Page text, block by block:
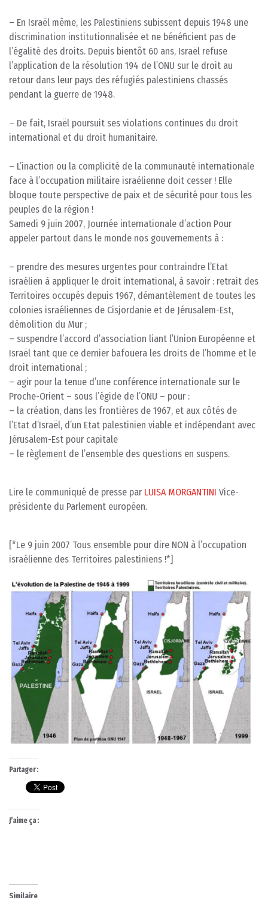
– En Israël même, les Palestiniens subissent depuis 1948 une
discrimination institutionnalisée et ne bénéficient pas de
l’égalité des droits. Depuis bientôt 60 ans, Israël refuse
l’application de la résolution 194 de l’ONU sur le droit au
retour dans leur pays des réfugiés palestiniens chassés
pendant la guerre de 1948.
– De fait, Israël poursuit ses violations continues du droit
international et du droit humanitaire.
– L’inaction ou la complicité de la communauté internationale
face à l’occupation militaire israélienne doit cesser ! Elle
bloque toute perspective de paix et de sécurité pour tous les
peuples de la région !
Samedi 9 juin 2007, Journée internationale d’action Pour
appeler partout dans le monde nos gouvernements à :
– prendre des mesures urgentes pour contraindre l’Etat
israélien à appliquer le droit international, à savoir : retrait des
Territoires occupés depuis 1967, démantèlement de toutes les
colonies israéliennes de Cisjordanie et de Jérusalem-Est,
démolition du Mur ;
– suspendre l’accord d’association liant l’Union Européenne et
Israël tant que ce dernier bafouera les droits de l’homme et le
droit international ;
– agir pour la tenue d’une conférence internationale sur le
Proche-Orient – sous l’égide de l’ONU – pour :
– la création, dans les frontières de 1967, et aux côtés de
l’Etat d’Israël, d’un Etat palestinien viable et indépendant avec
Jérusalem-Est pour capitale
– le règlement de l’ensemble des questions en suspens.
Lire le communiqué de presse par LUISA MORGANTINI Vice-
présidente du Parlement européen.
[*Le 9 juin 2007 Tous ensemble pour dire NON à l’occupation
israélienne des Territoires palestiniens !*]
Partager :
J’aime ça :
Similaire